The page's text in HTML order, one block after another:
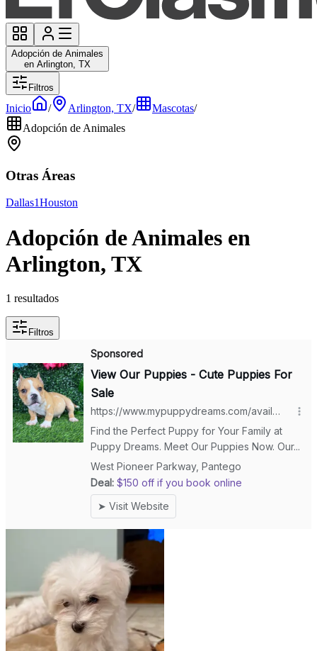
Adopción de Animales
en Arlington, TX
Filtros
Inicio / Arlington, TX/ Mascotas/
Adopción de Animales
Otras Áreas
Dallas1Houston
Adopción de Animales en
Arlington, TX
1 resultados
Filtros